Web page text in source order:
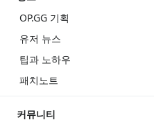
OP.GG 기획
유저 뉴스
팁과 노하우
패치노트
커뮤니티